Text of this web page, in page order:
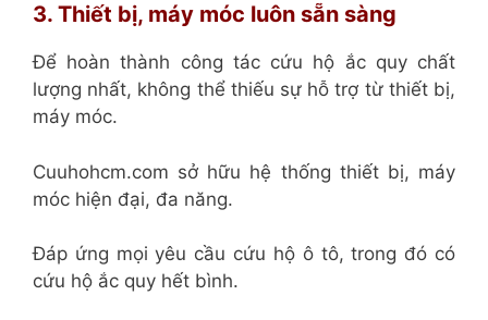
3. Thiết bị, máy móc luôn sẵn sàng
Để hoàn thành công tác cứu hộ ắc quy chất
lượng nhất, không thể thiếu sự hỗ trợ từ thiết bị,
máy móc.
Cuuhohcm.com sở hữu hệ thống thiết bị, máy
móc hiện đại, đa năng.
Đáp ứng mọi yêu cầu cứu hộ ô tô, trong đó có
cứu hộ ắc quy hết bình.